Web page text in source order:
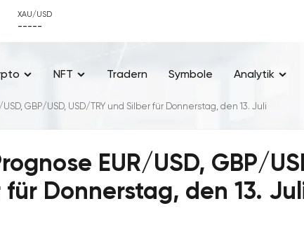
XAU/USD
-----
NFT Tradern Symbole Analytik
GBP/USD, USD/TRY und Silber für Donnerstag, den 13. Juli
EUR/USD, GBP/
Donnerstag, den 13.